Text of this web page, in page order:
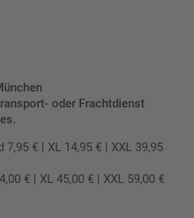
oder Frachtdienst
7,95 € | XL 14,95 € | XXL 39,95
€ | XL 45,00 € | XXL 59,00 €